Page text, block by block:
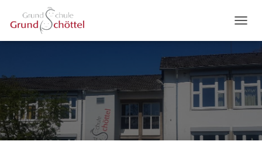
A
V
G
A
I
N
U